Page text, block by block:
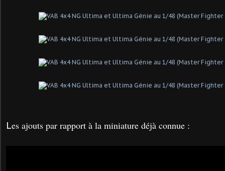
Les ajouts par rapport à la miniature déjà connue :